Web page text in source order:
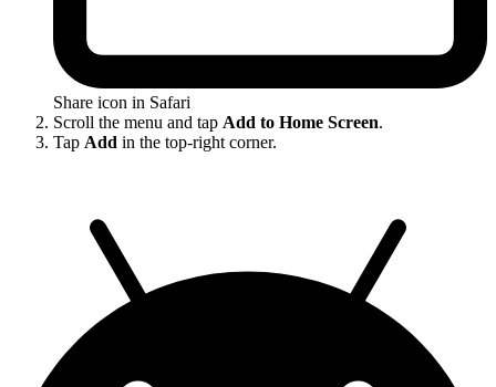
Share icon in Safari
Scroll the menu and tap Add to Home Screen.
Tap Add in the top-right corner.